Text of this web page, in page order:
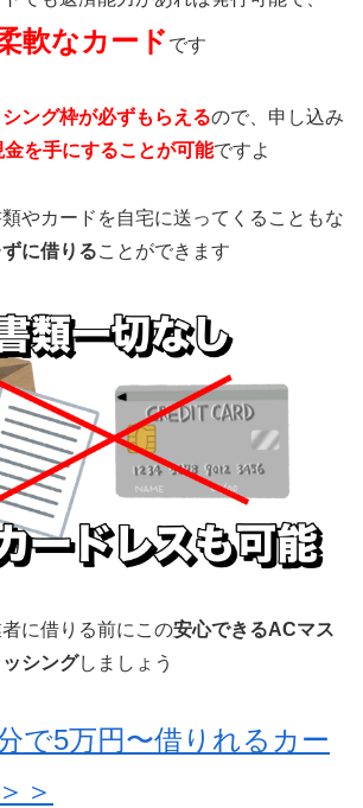
軟なカード です
ング枠が必ずもらえるので、申し込み
を手にすることが可能ですよ
やカードを自宅に送ってくることもな
に借りることができます
に借りる前にこの安心できるACマス
シングしましょう
で5万円〜借りれるカー
＞